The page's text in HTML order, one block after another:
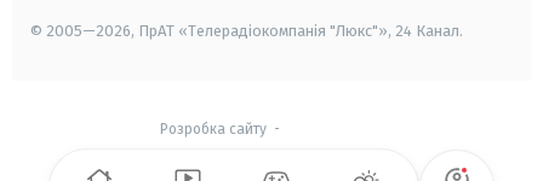
© 2005—2026, ПрАТ «Телерадіокомпанія "Люкс"», 24 Канал.
Розробка сайту-